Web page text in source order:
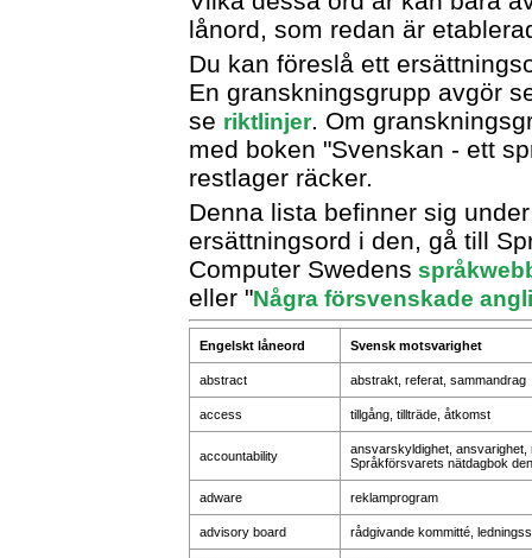
lånord, som redan är
Du kan föreslå ett
En granskningsgrupp avgör
se riktlinjer. Om
med boken "Svenskan - ett
restlager räcker.
Denna lista befinner sig
ersättningsord i den, gå till
Computer Swedens
eller "Några försvenskade
Engelskt låneord Svensk motsvarighet
abstract abstrakt, referat, sammandrag
access tillgång, tillträde, åtkomst
accountability
ansvarskyldighet,
Språkförsvarets nätdagbok
adware reklamprogram
advisory board rådgivande kommitté,